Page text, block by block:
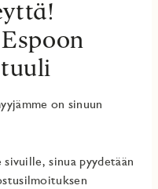
on sinuun
sinua pyydetään